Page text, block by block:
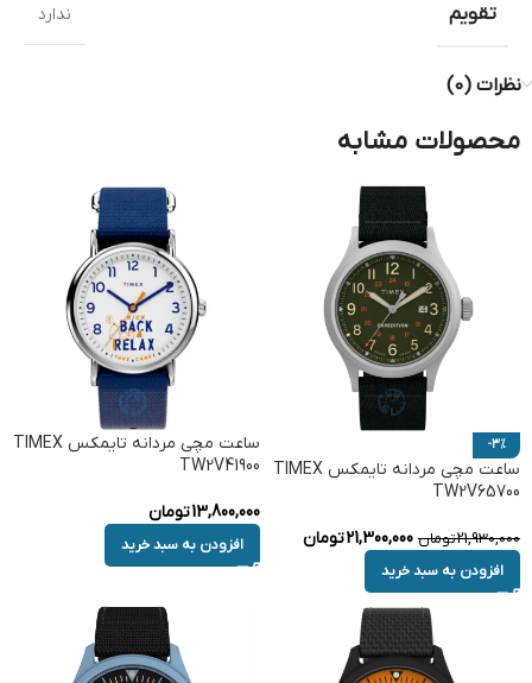
تقویم ندارد
نظرات (0)
محصولات مشابه
-3%
ساعت مچی مردانه تایمکس TIMEX
TW2V65700
21,930,000تومان 21,300,000تومان
افزودن به سبد خرید
ساعت مچی مردانه تایمکس TIMEX
TW2V41900
13,800,000تومان
افزودن به سبد خرید